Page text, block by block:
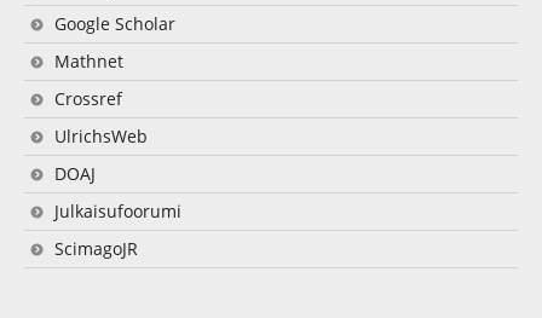
Google Scholar
Mathnet
Crossref
UlrichsWeb
DOAJ
Julkaisufoorumi
ScimagoJR